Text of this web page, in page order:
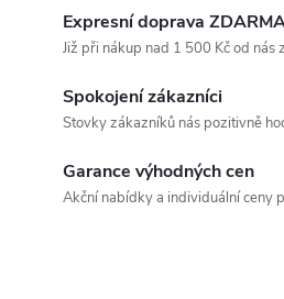
Expresní doprava
Již při nákup nad 1 500 Kč od nás
Spokojení zákazníci
Stovky zákazníků nás pozitivně
Garance výhodných cen
Akční nabídky a individuální ceny